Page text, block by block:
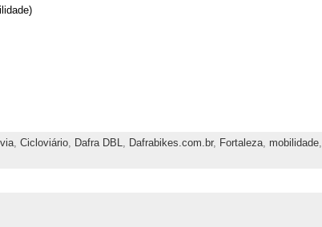
, Cicloviário, Dafra DBL, Dafrabikes.com.br, Fortaleza, mobilidade,